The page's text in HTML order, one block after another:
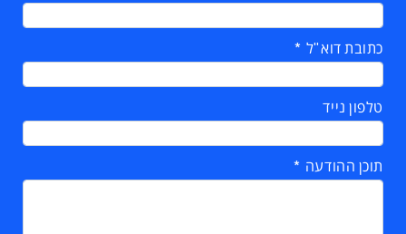
כתובת דוא"ל
טלפון נייד
תוכן ההודעה